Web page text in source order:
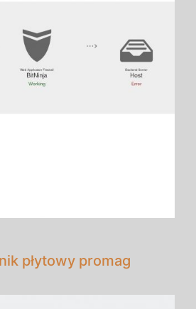
płytowy promag